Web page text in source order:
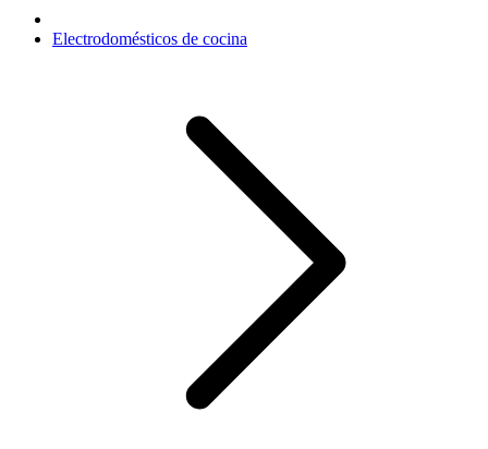
Electrodomésticos de cocina